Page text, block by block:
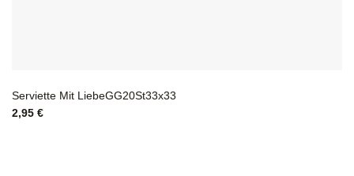
Serviette Mit LiebeGG20St33x33
2,95 €